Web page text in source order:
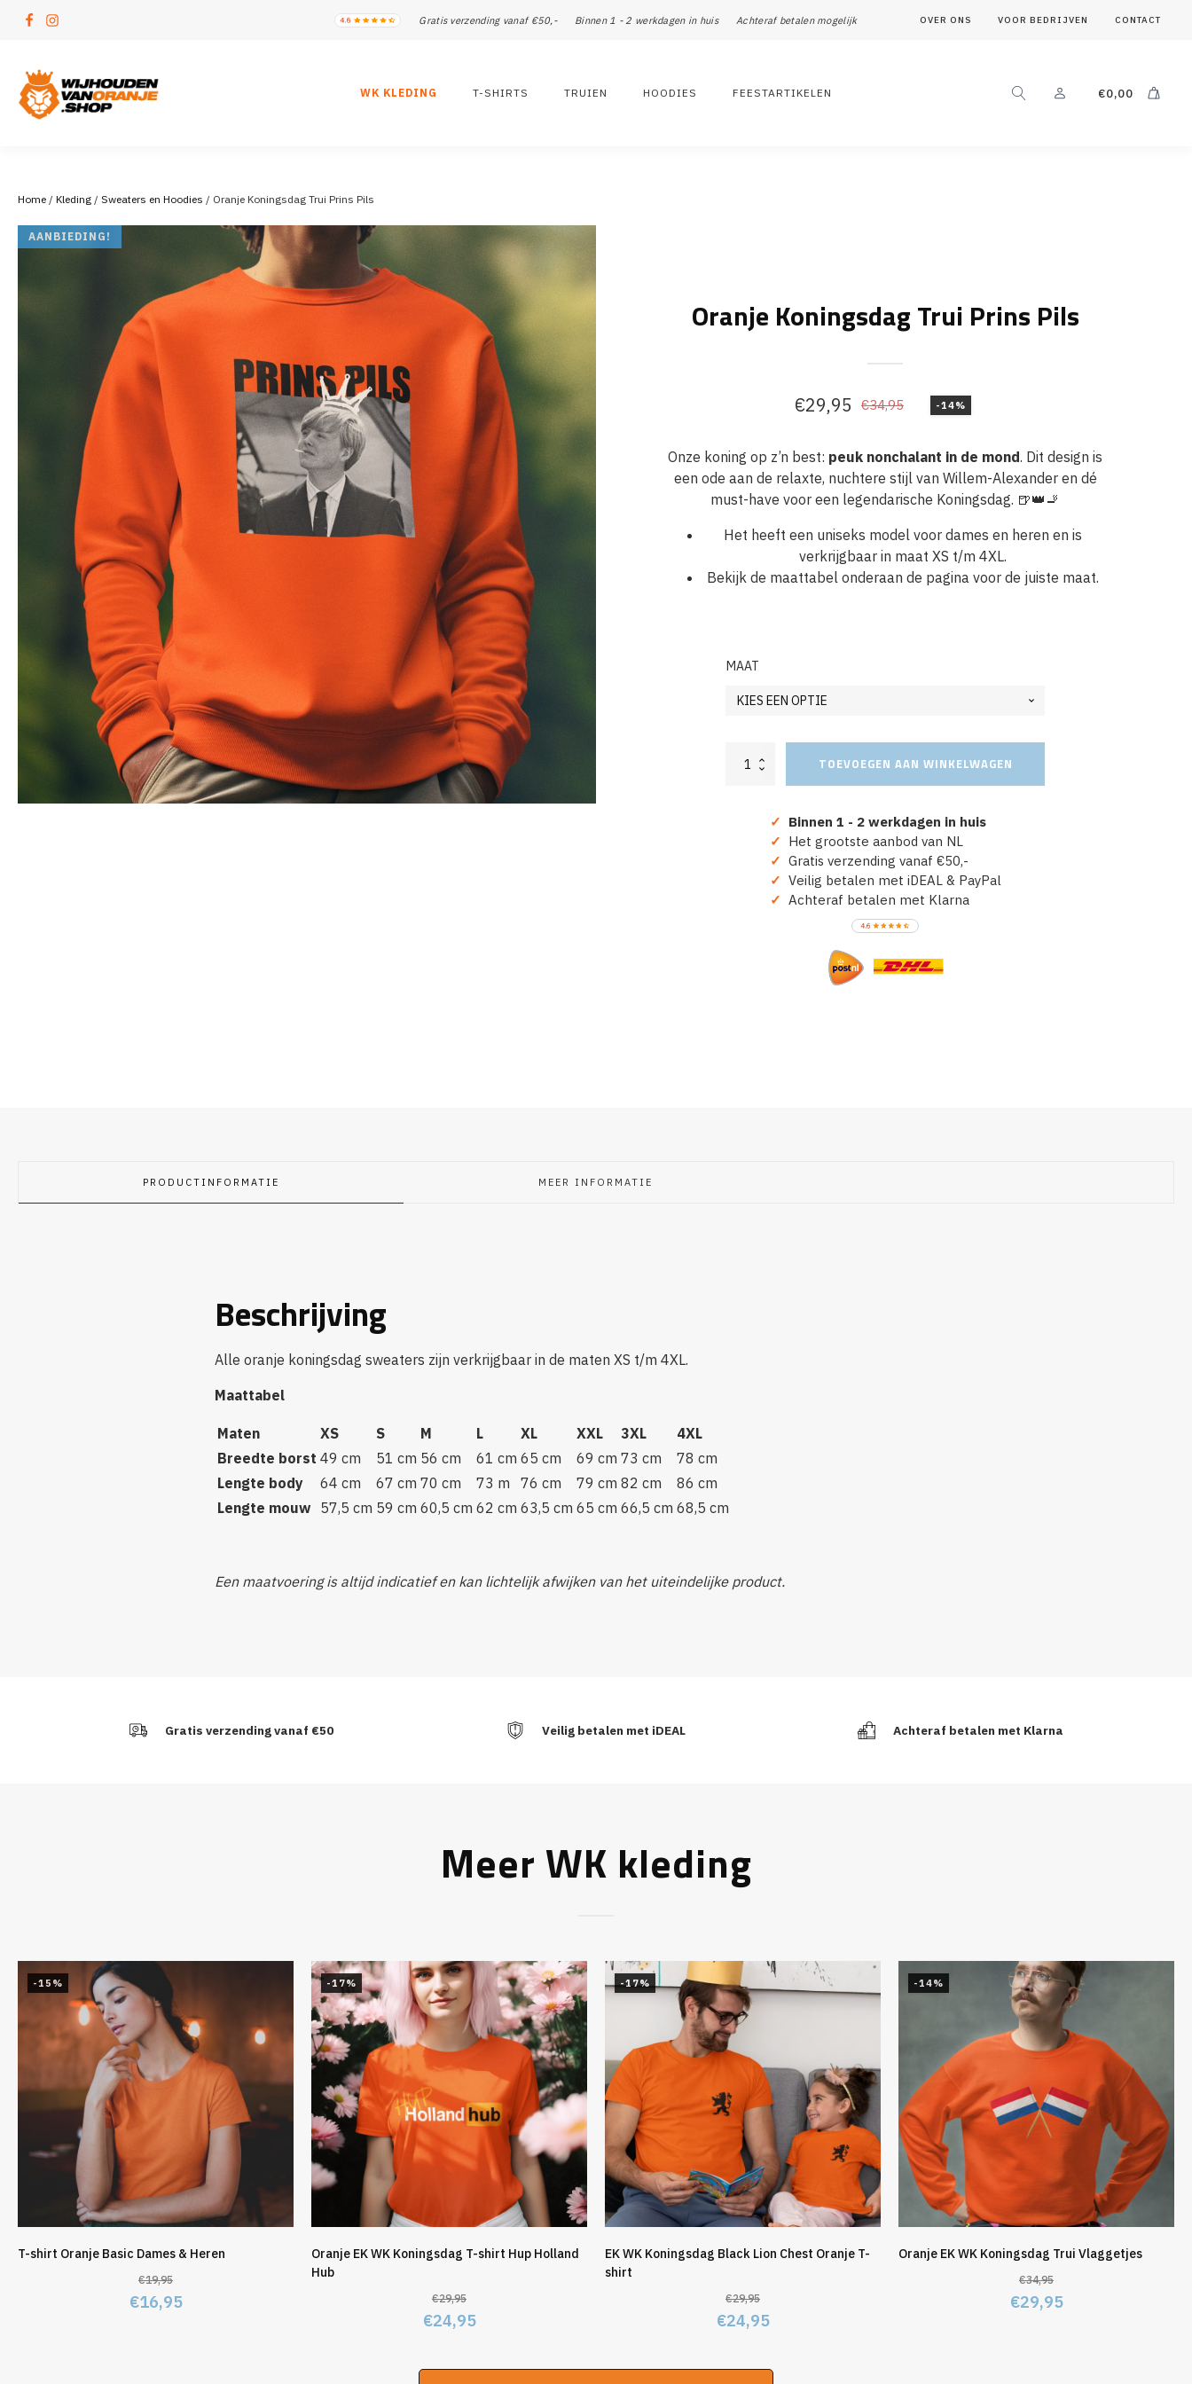
Gratis verzending vanaf €50,- Binnen 1 - 2 werkdagen in huis Achteraf betalen mogelijk OVER ONS VOOR BEDRIJVEN CONTACT
WK KLEDING T-SHIRTS TRUIEN HOODIES FEESTARTIKELEN €0,00
Home / Kleding / Sweaters en Hoodies / Oranje Koningsdag Trui Prins Pils
AANBIEDING!
Oranje Koningsdag Trui Prins Pils
€34,95
Oorspronkelijke
was:
€34,95.
€29,95
Huidige
is:
€29,95.
-14%
Onze koning op z’n best: peuk nonchalant in de mond. Dit design is
een ode aan de relaxte, nuchtere stijl van Willem-Alexander en dé
must-have voor een legendarische Koningsdag. 🍺👑🚬
Het heeft een uniseks model voor dames en heren en is
verkrijgbaar in maat XS t/m 4XL.
Bekijk de maattabel onderaan de pagina voor de juiste maat.
MAAT
Oranje
Koningsdag
TOEVOEGEN AAN WINKELWAGEN
✓ Binnen 1 - 2 werkdagen in huis
✓ Het grootste aanbod van NL
✓ Gratis verzending vanaf €50,-
✓ Veilig betalen met iDEAL & PayPal
✓ Achteraf betalen met Klarna
PRODUCTINFORMATIE MEER INFORMATIE
Beschrijving
Alle oranje koningsdag sweaters zijn verkrijgbaar in de maten XS t/m 4XL.
Maattabel
Maten XS S M L XL XXL 3XL
4XL
Breedte borst 49 cm 51 cm 56 cm 61 cm 65 cm 69 cm 73 cm
78 cm
Lengte body
64 cm 67 cm 70 cm 73 m 76 cm 79 cm 82 cm
86 cm
Lengte mouw 57,5 cm 59 cm 60,5 cm 62 cm 63,5 cm 65 cm 66,5 cm 68,5 cm
Een maatvoering is altijd indicatief en kan lichtelijk afwijken van het uiteindelijke product.
Gratis verzending vanaf €50 Veilig betalen met iDEAL Achteraf betalen met Klarna
Meer WK kleding
-15%
T-shirt Oranje Basic Dames & Heren
€19,95
Oorspronkelijke
€16,95Huidige
-17%
Oranje EK WK Koningsdag T-shirt Hup Holland
Hub
€29,95
Oorspronkelijke
was:
€24,95Huidige
is:
-17%
EK WK Koningsdag Black Lion Chest Oranje T-
shirt
€29,95
Oorspronkelijke
was:
€24,95Huidige
is:
-14%
Oranje EK WK Koningsdag Trui Vlaggetjes
€34,95
Oorspronkelijke
€29,95Huidige